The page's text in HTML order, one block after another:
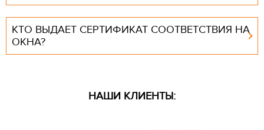
КТО ВЫДАЕТ СЕРТИФИКАТ СООТВЕТСТВИЯ НА
ОКНА?
НАШИ КЛИЕНТЫ: